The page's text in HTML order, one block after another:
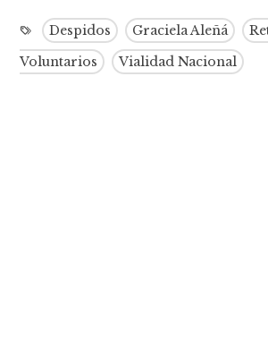
Despidos Graciela Aleñá
Voluntarios
Vialidad Nacional